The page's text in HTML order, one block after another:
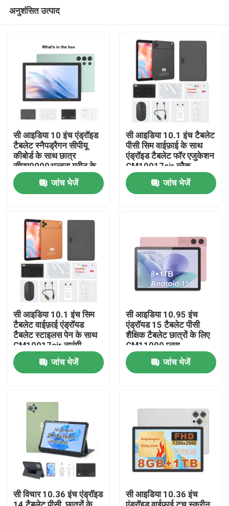
उत्पाद
वीडियो
हमारे बारे में
फैक्टरी यात्रा
गुणवत्ता नियंत्रण
हमसे संपर्क करें
समाचार
एक बोली का अनुरोध
अनुशंसित उत्पाद
सी आइडिया 10 इंच एंड्रॉइड
टैबलेट स्नैपड्रैगन सीपीयू
कीबोर्ड के साथ छात्र
सीएम9000अल्ट्रा ग्रीन के
लिए
जांच भेजें
सी आइडिया 10.1 इंच टैबलेट
पीसी सिम वाईफ़ाई के साथ
एंड्रॉइड टैबलेट फॉर एजुकेशन
CM10017air ब्लैक
जांच भेजें
सी आइडिया 10.1 इंच सिम
टैबलेट वाईफ़ाई एंड्रॉयड
टैबलेट स्टाइलस पेन के साथ
CM10017air नारंगी
जांच भेजें
सी आइडिया 10.95 इंच
एंड्रॉयड 15 टैबलेट पीसी
शैक्षिक टैबलेट छात्रों के लिए
CM11000 प्लस
जांच भेजें
सी विचार 10.36 इंच एंड्रॉइड
सी आइडिया 10.36 इंच